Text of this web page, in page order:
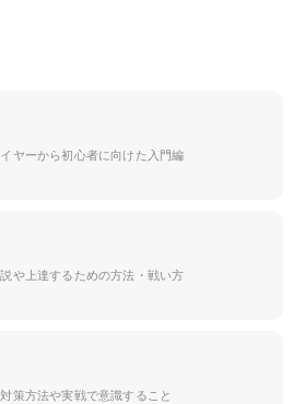
ヤーから初心者に向けた入門編
や上達するための方法・戦い方
策方法や実戦で意識すること